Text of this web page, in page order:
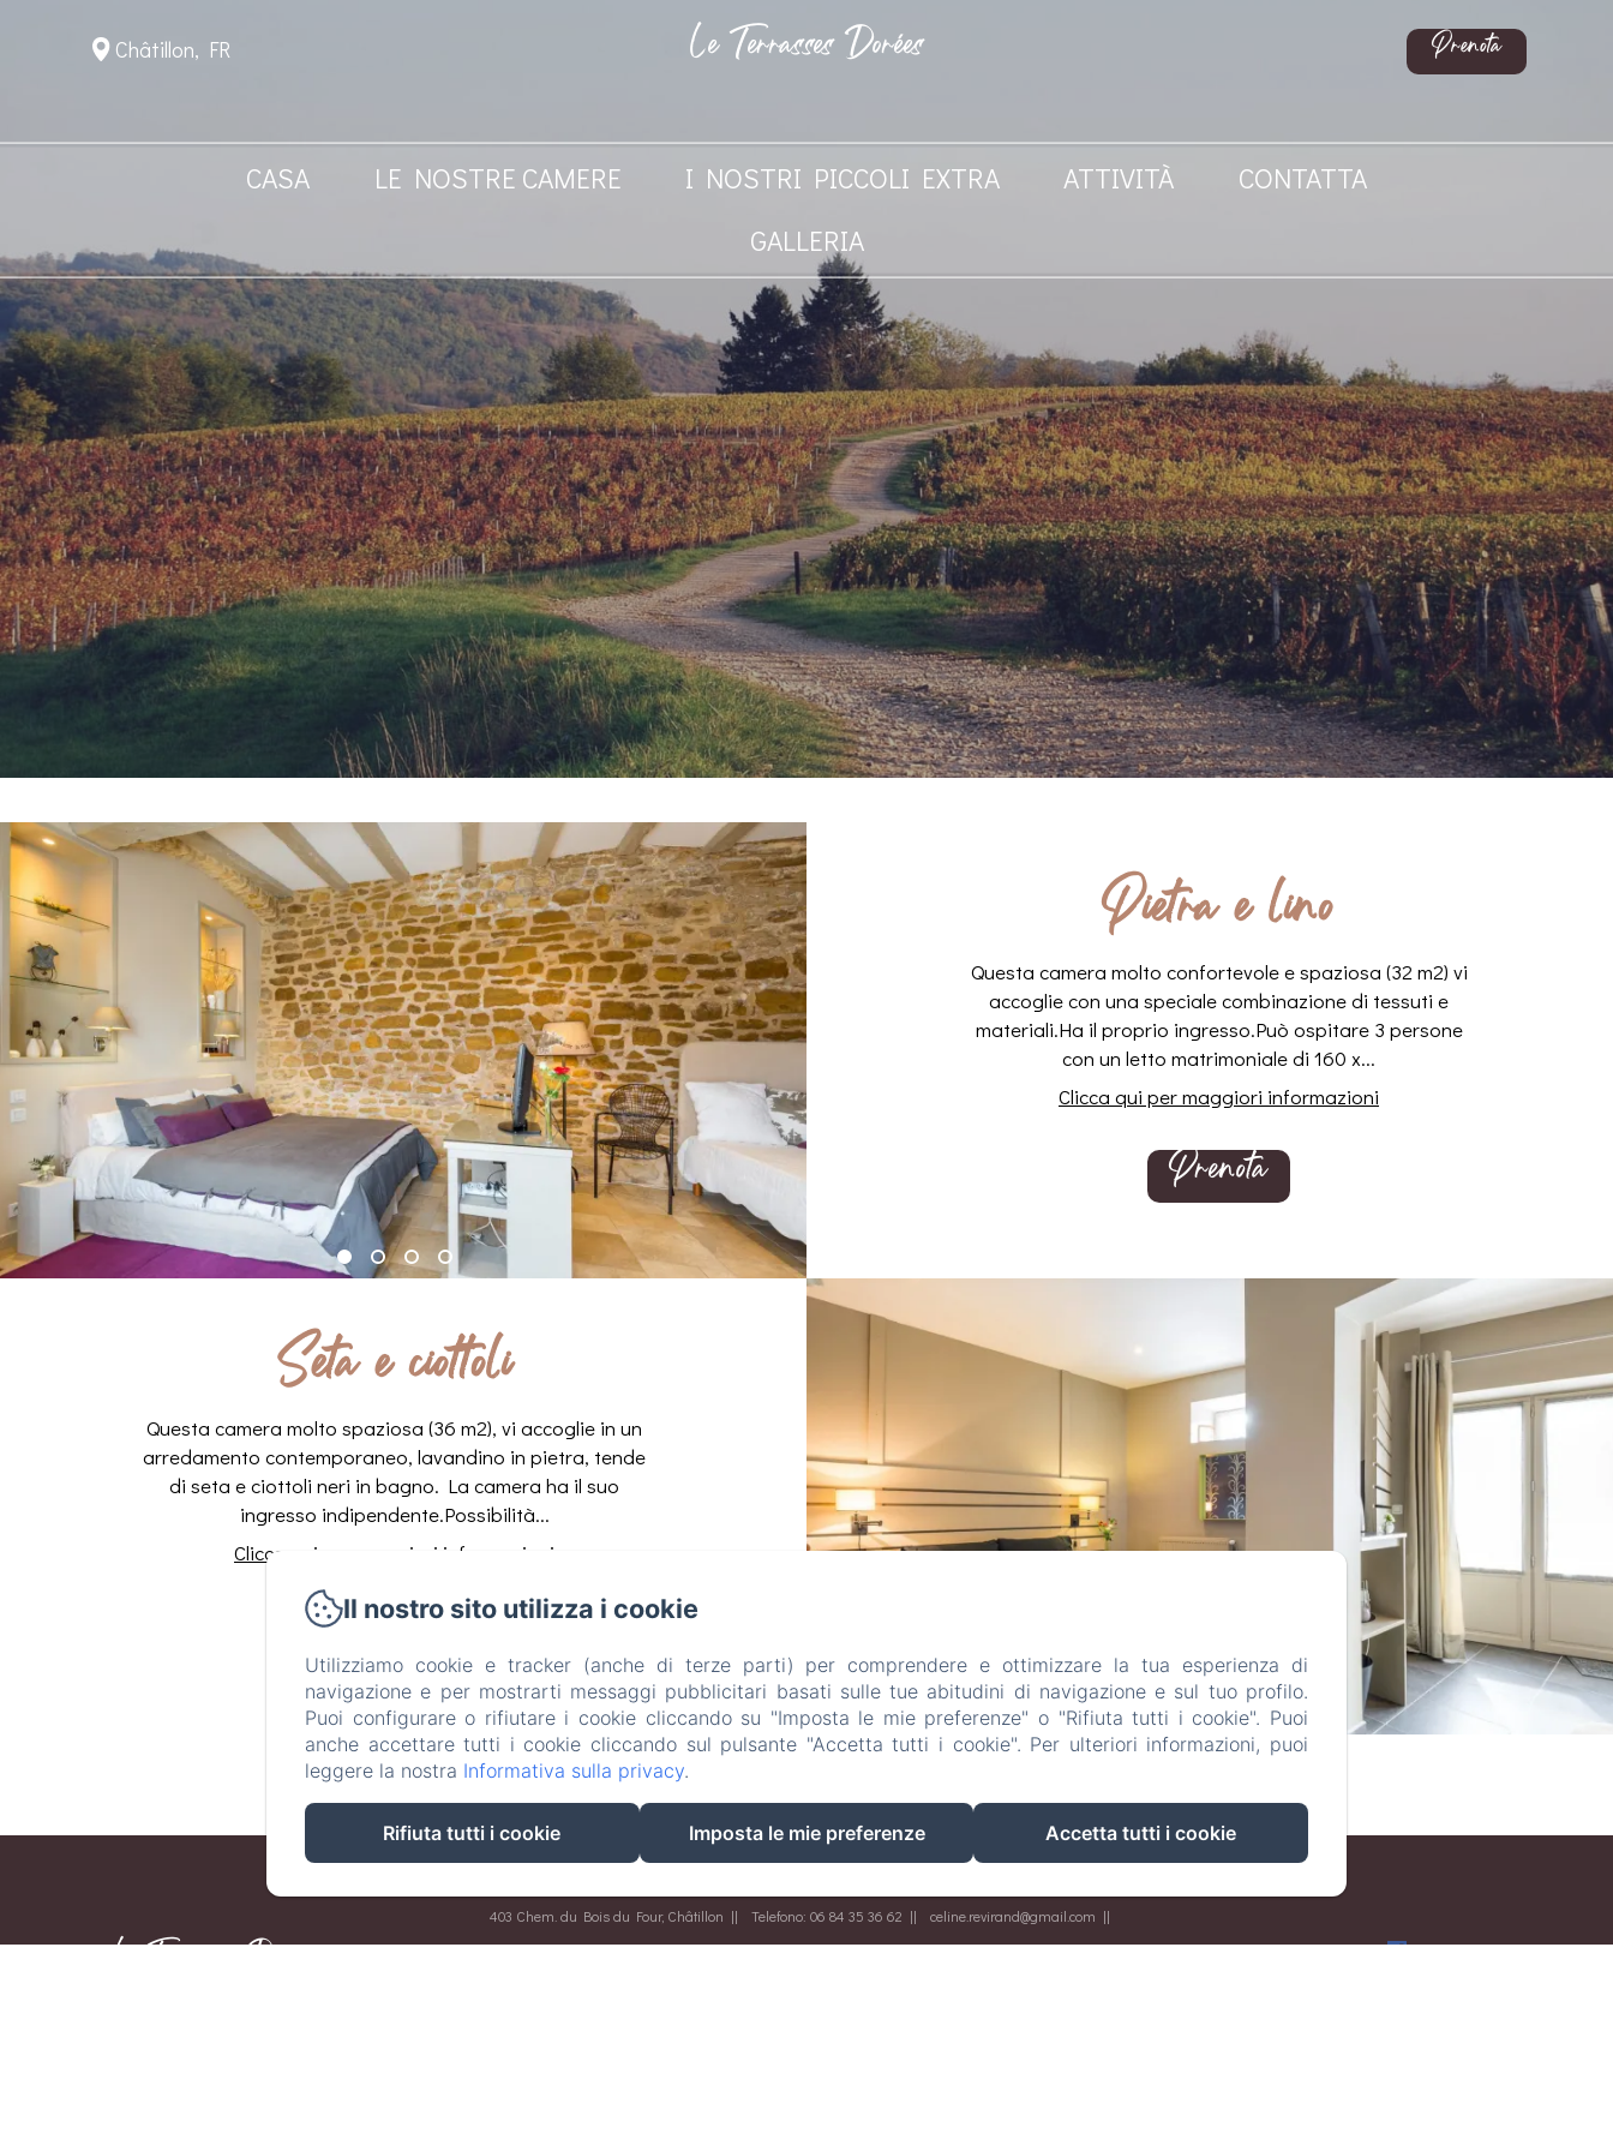
Châtillon, FR Le Terrasses Dorées Prenota
CASA LE NOSTRE CAMERE I NOSTRI PICCOLI EXTRA ATTIVITÀ
CONTATTA
GALLERIA
Pietra e lino
Questa camera molto confortevole e spaziosa (32 m2) vi
accoglie con una speciale combinazione di tessuti e
materiali.Ha il proprio ingresso.Può ospitare 3 persone
con un letto matrimoniale di 160 x...
Clicca qui per maggiori informazioni
Prenota
Seta e ciottoli
Questa camera molto spaziosa (36 m2), vi accoglie in un
arredamento contemporaneo, lavandino in pietra, tende
di seta e ciottoli neri in bagno. La camera ha il suo
ingresso indipendente.Possibilità...
Clicca qui per maggiori informazioni
403 Chem. du Bois du Four, Châtillon Telefono: 06 84 35 36 62
celine.revirand@gmail.com
Casa
Le nostre camere I nostri piccoli extra Attività Contatta
Il nostro sito utilizza i cookie
Utilizziamo cookie e tracker (anche di terze parti) per comprendere e ottimizzare la tua esperienza di
navigazione e per mostrarti messaggi pubblicitari basati sulle tue abitudini di navigazione e sul tuo profilo.
Puoi configurare o rifiutare i cookie cliccando su "Imposta le mie preferenze" o "Rifiuta tutti i cookie". Puoi
anche accettare tutti i cookie cliccando sul pulsante "Accetta tutti i cookie". Per ulteriori informazioni, puoi
leggere la nostra Informativa sulla privacy.
Rifiuta tutti i cookie Imposta le mie preferenze Accetta tutti i cookie